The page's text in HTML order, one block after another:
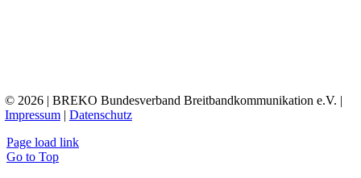
© 2026 | BREKO Bundesverband Breitbandkommunikation e.V. |
Impressum| Datenschutz
Page load link
Go to Top